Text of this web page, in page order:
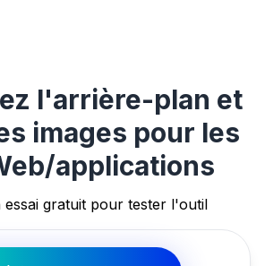
l'arrière-plan et
images pour les
applications
essai gratuit pour tester l'outil